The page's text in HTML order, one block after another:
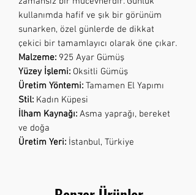
kullanımda hafif ve şık bir görünüm
sunarken, özel günlerde de dikkat
çekici bir tamamlayıcı olarak öne çıkar.
Malzeme: 925 Ayar Gümüş
Yüzey İşlemi: Oksitli Gümüş
Üretim Yöntemi: Tamamen El Yapımı
Stil: Kadın Küpesi
İlham Kaynağı: Asma yaprağı, bereket
ve doğa
Üretim Yeri: İstanbul, Türkiye